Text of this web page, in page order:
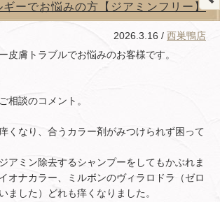
ギーでお悩みの方【ジアミンフリー】
2026.3.16 / 西巣鴨店
皮膚トラブルでお悩みのお客様です。
相談のコメント。
くなり、合うカラー剤がみつけられず困って
アミン除去するシャンプーをしてもかぶれま
オナカラー、ミルボンのヴィラロドラ（ゼロ
ました）どれも痒くなりました。